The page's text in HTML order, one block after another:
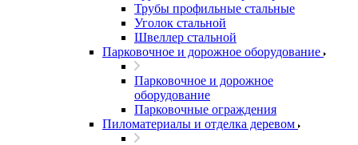
Трубы профильные стальные
Уголок стальной
Швеллер стальной
Парковочное и дорожное оборудование
Парковочное и дорожное
оборудование
Парковочные ограждения
Пиломатериалы и отделка деревом